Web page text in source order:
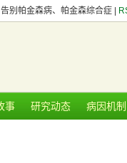
别帕金森病、帕金森综合症 |
事 研究动态 病因机制